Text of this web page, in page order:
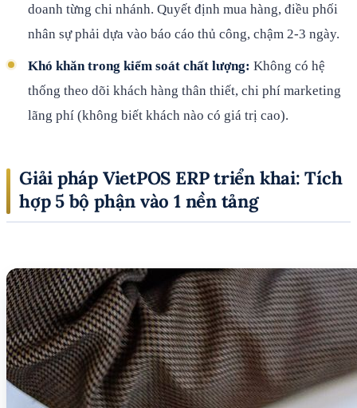
doanh từng chi nhánh. Quyết định mua hàng, điều phối
nhân sự phải dựa vào báo cáo thủ công, chậm 2-3 ngày.
Khó khăn trong kiểm soát chất lượng: Không có hệ
thống theo dõi khách hàng thân thiết, chi phí marketing
lãng phí (không biết khách nào có giá trị cao).
Giải pháp VietPOS ERP triển khai: Tích
hợp 5 bộ phận vào 1 nền tảng